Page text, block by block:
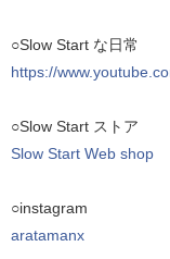
○Slow Start な日常
https://
○Slow Start ストア
Slow Start Web shop
○instagram
aratamanx